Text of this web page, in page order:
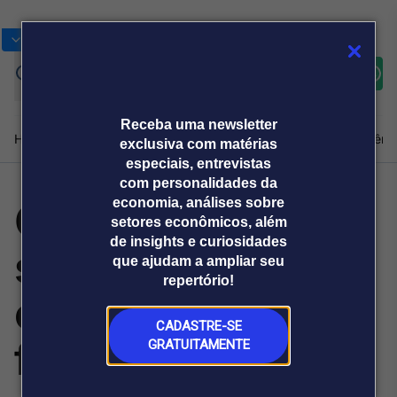
Receba uma newsletter
exclusiva com matérias
especiais, entrevistas
com personalidades da
economia, análises sobre
setores econômicos, além
de insights e curiosidades
que ajudam a ampliar seu
repertório!
CADASTRE-SE
GRATUITAMENTE
Home Produtos e soluçõesNotíciasBlogWeekend
Plataformas
Broadcast
Broadcast+
O mercado
financeiro em
tempo real
Sobre nós Releases Broadcast
Prêmio Broadcast
Analistas
Prêmio Broadcast
Empresas
Agências de
comunicação
Releases
Campanha une
setor funerário
contra
feminicídio